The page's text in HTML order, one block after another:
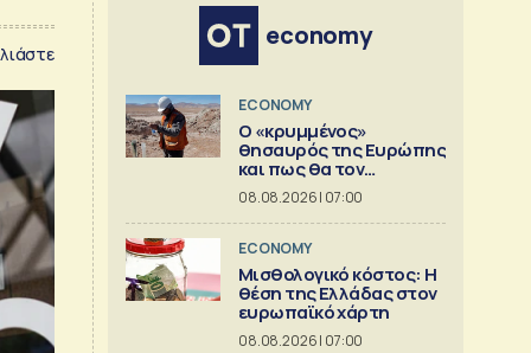
economy
ECONOMY
Ο «κρυμμένος»
θησαυρός της Ευρώπης
και πως θα τον
αξιοποιήσει [γράφημα]
08.08.2026 | 07:00
ECONOMY
Μισθολογικό κόστος: Η
θέση της Ελλάδας στον
ευρωπαϊκό χάρτη
08.08.2026 | 07:00